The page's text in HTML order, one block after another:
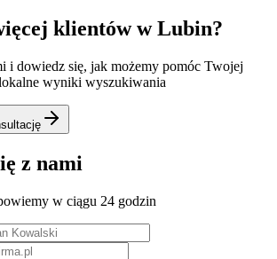
klientów wLubin?
i dowiedz się, jak możemy pomóc Twojej
wyniki wyszukiwania
z nami
w ciągu 24 godzin